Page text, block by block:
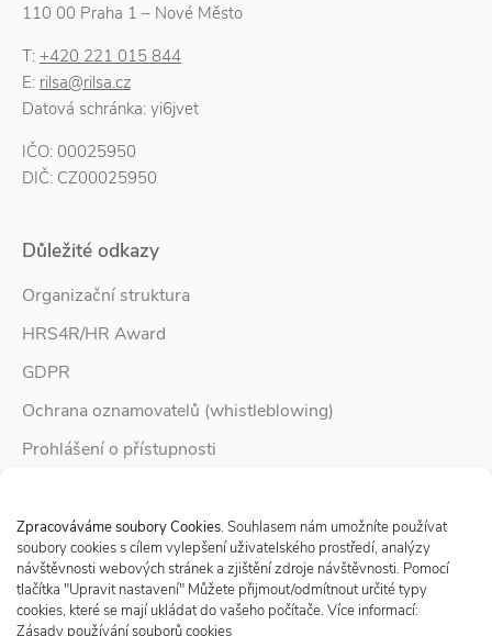
Zpracováváme soubory Cookies. Souhlasem nám umožníte používat
soubory cookies s cílem vylepšení uživatelského prostředí, analýzy
návštěvnosti webových stránek a zjištění zdroje návštěvnosti. Pomocí
tlačítka "Upravit nastavení" Můžete přijmout/odmítnout určité typy
cookies, které se mají ukládat do vašeho počítače. Více informací:
Zásady používání souborů cookies
110 00 Praha 1 – Nové Město
T: +420 221 015 844
E: rilsa@rilsa.cz
Datová schránka: yi6jvet
IČO: 00025950
DIČ: CZ00025950
Důležité odkazy
Organizační struktura
HRS4R/HR Award
GDPR
Ochrana oznamovatelů (whistleblowing)
Prohlášení o přístupnosti
Zpravodaj Rodina
Sledujte nás